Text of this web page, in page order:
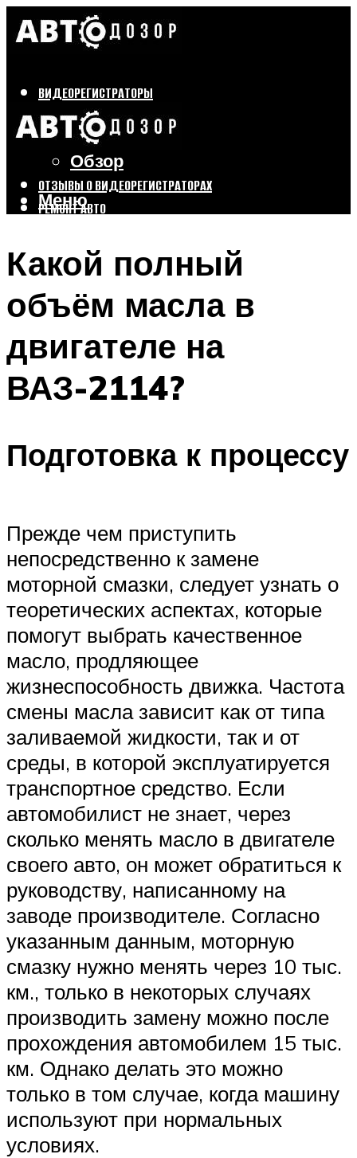
ВИДЕОРЕГИСТРАТОРЫ
Бренды
Выбор
Обзор
ОТЗЫВЫ О ВИДЕОРЕГИСТРАТОРАХ
РЕМОНТ АВТО
Меню
Какой полный
объём масла в
двигателе на
ВАЗ-2114?
Подготовка к процессу
Прежде чем приступить
непосредственно к замене
моторной смазки, следует узнать о
теоретических аспектах, которые
помогут выбрать качественное
масло, продляющее
жизнеспособность движка. Частота
смены масла зависит как от типа
заливаемой жидкости, так и от
среды, в которой эксплуатируется
транспортное средство. Если
автомобилист не знает, через
сколько менять масло в двигателе
своего авто, он может обратиться к
руководству, написанному на
заводе производителе. Согласно
указанным данным, моторную
смазку нужно менять через 10 тыс.
км., только в некоторых случаях
производить замену можно после
прохождения автомобилем 15 тыс.
км. Однако делать это можно
только в том случае, когда машину
используют при нормальных
условиях.